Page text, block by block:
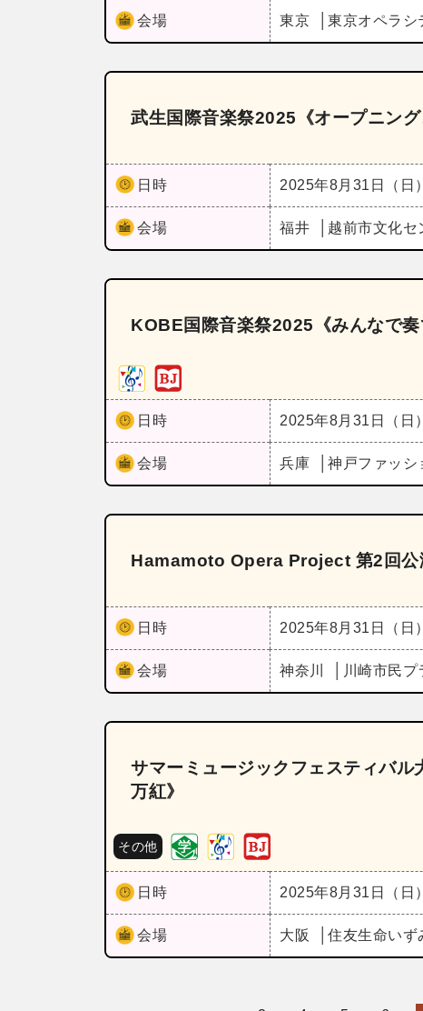
会場 東京 東京オペラシ
武生国際音楽祭2025《オープニング
日時 2025年8月31日（日）
会場 福井 越前市文化セ
KOBE国際音楽祭2025《みんなで奏
日時 2025年8月31日（日）
会場 兵庫 神戸ファッシ
Hamamoto Opera Project 第2回公
日時 2025年8月31日（日）
会場 神奈川 川崎市民
サマーミュージックフェスティバ
万紅》
その他
日時 2025年8月31日（日）
会場 大阪 住友生命いず